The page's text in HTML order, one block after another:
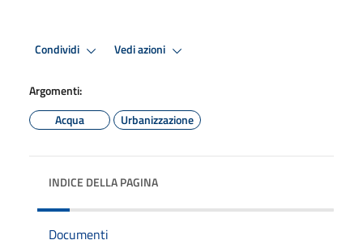
Condividi Vedi azioni
Argomenti:
Acqua
Urbanizzazione
INDICE DELLA PAGINA
Documenti